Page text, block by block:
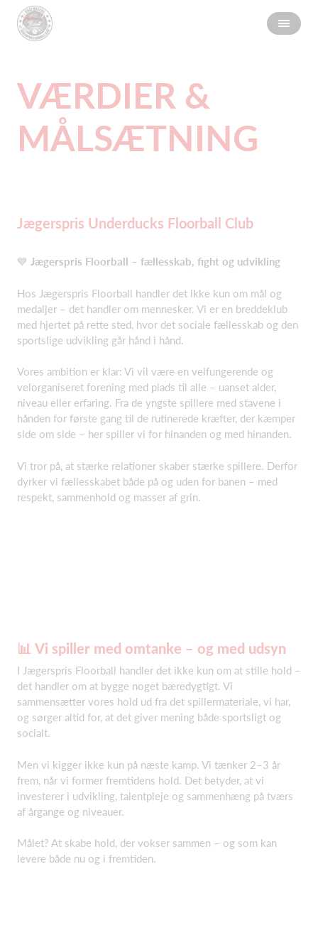
VÆRDIER &
MÅLSÆTNING
Jægerspris Underducks Floorball Club
💙 Jægerspris Floorball – fællesskab, fight og udvikling
Hos Jægerspris Floorball handler det ikke kun om mål og
medaljer – det handler om mennesker. Vi er en breddeklub
med hjertet på rette sted, hvor det sociale fællesskab og den
sportslige udvikling går hånd i hånd.
Vores ambition er klar: Vi vil være en velfungerende og
velorganiseret forening med plads til alle – uanset alder,
niveau eller erfaring. Fra de yngste spillere med stavene i
hånden for første gang til de rutinerede kræfter, der kæmper
side om side – her spiller vi for hinanden og med hinanden.
Vi tror på, at stærke relationer skaber stærke spillere. Derfor
dyrker vi fællesskabet både på og uden for banen – med
respekt, sammenhold og masser af grin.
📊 Vi spiller med omtanke – og med udsyn
I Jægerspris Floorball handler det ikke kun om at stille hold –
det handler om at bygge noget bæredygtigt. Vi
sammensætter vores hold ud fra det spillermateriale, vi har,
og sørger altid for, at det giver mening både sportsligt og
socialt.
Men vi kigger ikke kun på næste kamp. Vi tænker 2–3 år
frem, når vi former fremtidens hold. Det betyder, at vi
investerer i udvikling, talentpleje og sammenhæng på tværs
af årgange og niveauer.
Målet? At skabe hold, der vokser sammen – og som kan
levere både nu og i fremtiden.